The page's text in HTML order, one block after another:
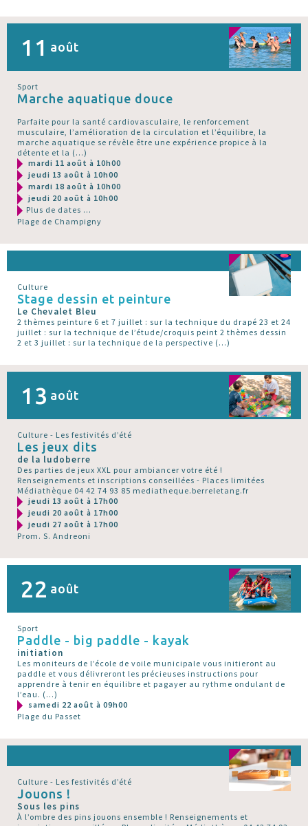
11 août
Sport
Marche aquatique douce
Parfaite pour la santé cardiovasculaire, le renforcement
musculaire, l’amélioration de la circulation et l’équilibre, la
marche aquatique se révèle être une expérience propice à la
détente et la (…)
mardi 11 août à 10h00
jeudi 13 août à 10h00
mardi 18 août à 10h00
jeudi 20 août à 10h00
Plus de dates ...
Plage de Champigny
Culture
Stage dessin et peinture
Le Chevalet Bleu
2 thèmes peinture 6 et 7 juillet : sur la technique du drapé 23 et 24
juillet : sur la technique de l’étude/croquis peint 2 thèmes dessin
2 et 3 juillet : sur la technique de la perspective (…)
13 août
Culture - Les festivités d’été
Les jeux dits
de la ludoberre
Des parties de jeux XXL pour ambiancer votre été !
Renseignements et inscriptions conseillées - Places limitées
Médiathèque 04 42 74 93 85 mediatheque.berreletang.fr
jeudi 13 août à 17h00
jeudi 20 août à 17h00
jeudi 27 août à 17h00
Prom. S. Andreoni
22 août
Sport
Paddle - big paddle - kayak
initiation
Les moniteurs de l’école de voile municipale vous initieront au
paddle et vous délivreront les précieuses instructions pour
apprendre à tenir en équilibre et pagayer au rythme ondulant de
l’eau. (…)
samedi 22 août à 09h00
Plage du Passet
Culture - Les festivités d’été
Jouons !
Sous les pins
À l’ombre des pins jouons ensemble ! Renseignements et